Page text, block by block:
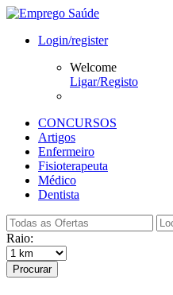
Login/register
Welcome
Ligar/Registo
CONCURSOS
Artigos
Enfermeiro
Fisioterapeuta
Médico
Dentista
Raio:
Procurar